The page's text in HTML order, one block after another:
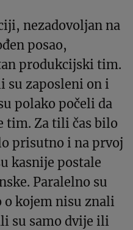
nezadovoljan na
posao,
produkcijski tim.
su zaposleni on i
polako počeli da
tim. Za tili čas bilo
prisutno i na prvoj
kasnije postale
Paralelno su
o kojem nisu znali
su samo dvije ili